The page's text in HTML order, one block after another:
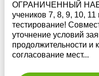
ОГРАНИЧЕННЫЙ
учеников 7, 8, 9, 10,
тестирование!
уточнение условий
продолжительности и
согласование мест...